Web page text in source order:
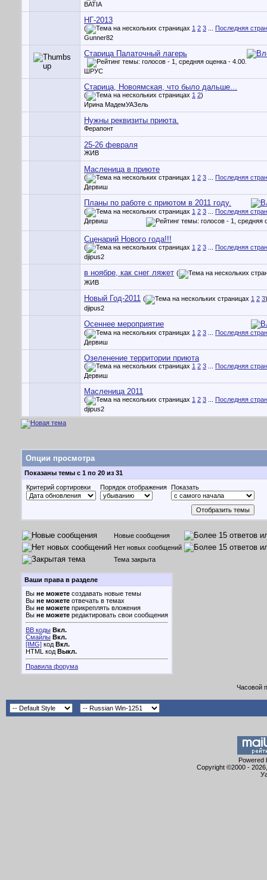
BATIA
НГ-2013
( 1 2 3
Последняя
Gunner82
Старица Палаточный лагерь
ШРУС
Старица, Новоямская, что было дальше...
( 1 2)
Ирина МадемУАЗель
Нужны реквизиты приюта.
Ферапонт
25-26 февраля
ЖИВ
Масленица в приюте
( 1 2 3
Последняя
Дервиш
Планы по работе с приютом в 2011 году.
( 1 2 3
Последняя
Дервиш
Сценарий Нового года!!!
( 1 2 3
Последняя
djipus2
в ноябре, как снег ляжет (
ЖИВ
Новый Год-2011 ( 1 2 3)
djipus2
Осеннее мероприятие
( 1 2 3
Последняя
Дервиш
Озеленение территории приюта
( 1 2 3
Последняя
Дервиш
Масленица 2011
( 1 2 3
Последняя
djipus2
Опции просмотра
Показаны темы с 1 по 20 из 31
Критерий сортировки
Порядок отображения Показать
Новые сообщения
Нет новых сообщений
Тема закрыта
Ваши права в разделе
Вы не можете создавать новые темы
Вы не можете отвечать в темах
Вы не можете прикреплять вложения
Вы не можете редактировать свои сообщения
BB коды Вкл.
Смайлы Вкл.
[IMG] код Вкл.
HTML код Выкл.
Правила форума
Часовой
Powered
Copyright ©2000 -